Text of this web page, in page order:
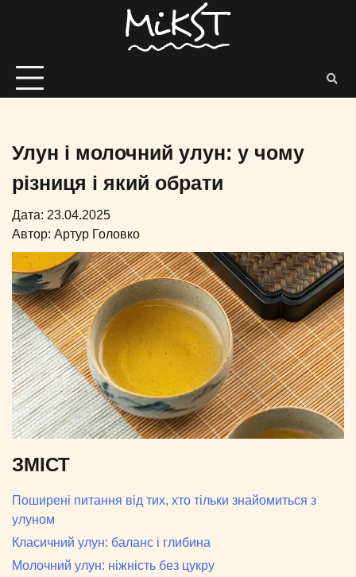
Улун і молочний улун: у чому
різниця і який обрати
Дата: 23.04.2025
Автор: Артур Головко
ЗМІСТ
Поширені питання від тих, хто тільки знайомиться з
улуном
Класичний улун: баланс і глибина
Молочний улун: ніжність без цукру